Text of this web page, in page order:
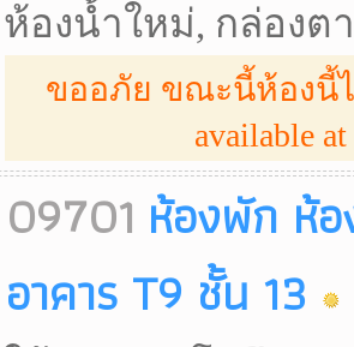
ห้องน้ำใหม่, กล่องต
ขออภัย ขณะนี้ห้องนี้ไ
available
09701 ห้องพัก ห้อ
อาคาร T9 ชั้น 13